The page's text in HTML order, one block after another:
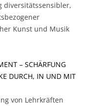
diversitätssensibler,
Kunst und Musik
– SCHÄRFUNG
DURCH, IN UND MIT
von Lehrkräften